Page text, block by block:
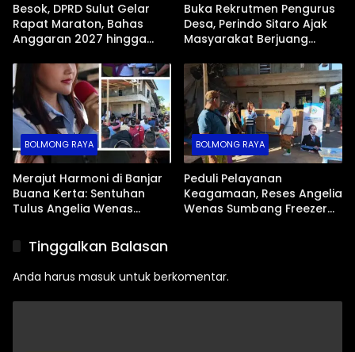
Besok, DPRD Sulut Gelar
Rapat Maraton, Bahas
Anggaran 2027 hingga
Buka Rekrutmen Pengurus
Desa, Perindo Sitaro Ajak
Masyarakat Berjuang
Daerah
BOLMONG RAYA
Merajut Harmoni di Banjar
Buana Kerta: Sentuhan
Tulus Angelia Wenas
Mopugad
BOLMONG RAYA
Peduli Pelayanan
Keagamaan, Reses Angelia
Wenas Sumbang Freezer
Tinggalkan Balasan
Anda harus masuk untuk berkomentar.